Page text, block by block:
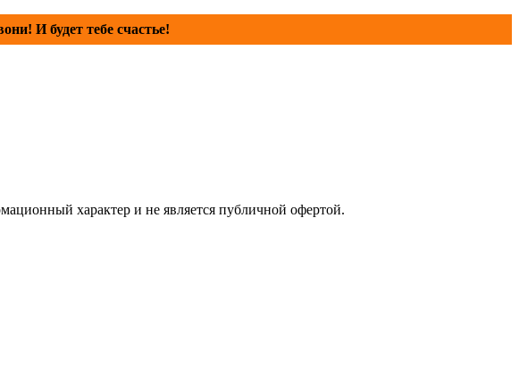
И будет тебе счастье!
характер и не является публичной офертой.